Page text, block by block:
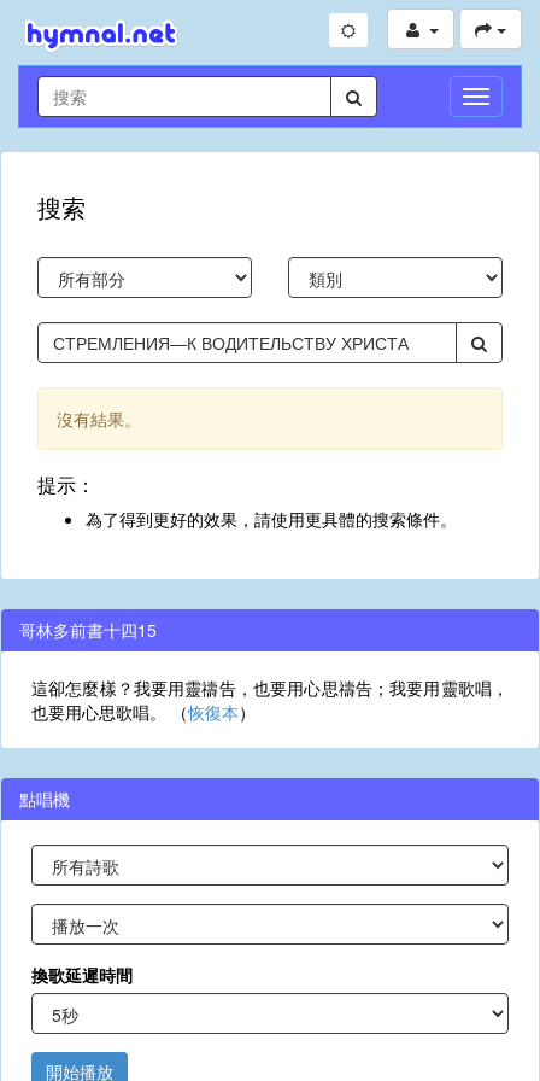
切
換
導
搜索
沒有結果。
提示：
為了得到更好的效果，請使用更具體的搜索條件。
哥林多前書十四15
這卻怎麼樣？我要用靈禱告，也要用心思禱告；我要用靈歌唱，
也要用心思歌唱。 （恢復本）
點唱機
換歌延遲時間
開始播放